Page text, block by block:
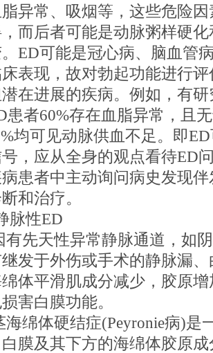
异常、吸烟等，这些危险
而后者可能是动脉粥样硬
ED可能是冠心病、脑血管
表现，故对勃起功能进行
在进展的疾病。例如，有
患者60%存在血脂异常，且
均可见动脉供血不足。即
，应从全身的观点看待ED
患者中主动询问病史发现
和治疗。
性ED
天性异常静脉通道，如阴
发于外伤或手术的静脉漏
体平滑肌成分减少，胶原
害白膜功能。
体硬结症(Peyronie病)是
膜及其下方的海绵体胶原